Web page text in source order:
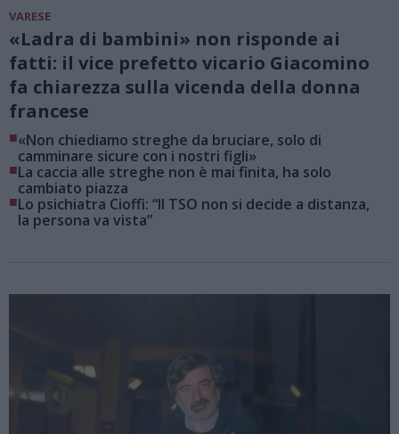
VARESE
«Ladra di bambini» non risponde ai
fatti: il vice prefetto vicario Giacomino
fa chiarezza sulla vicenda della donna
francese
■«Non chiediamo streghe da bruciare, solo di
camminare sicure con i nostri figli»
■La caccia alle streghe non è mai finita, ha solo
cambiato piazza
■Lo psichiatra Cioffi: “Il TSO non si decide a distanza,
la persona va vista”